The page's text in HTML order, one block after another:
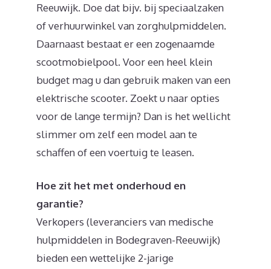
Reeuwijk. Doe dat bijv. bij speciaalzaken
of verhuurwinkel van zorghulpmiddelen.
Daarnaast bestaat er een zogenaamde
scootmobielpool. Voor een heel klein
budget mag u dan gebruik maken van een
elektrische scooter. Zoekt u naar opties
voor de lange termijn? Dan is het wellicht
slimmer om zelf een model aan te
schaffen of een voertuig te leasen.
Hoe zit het met onderhoud en
garantie?
Verkopers (leveranciers van medische
hulpmiddelen in Bodegraven-Reeuwijk)
bieden een wettelijke 2-jarige